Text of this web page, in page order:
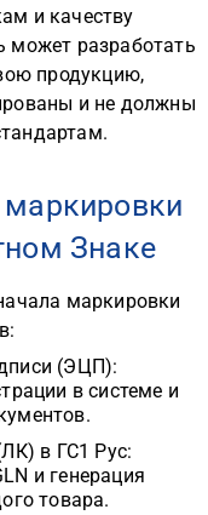
и качеству
может разработать
продукцию,
и не должны
маркировки
Знаке
маркировки
(ЭЦП):
в системе и
в ГС1 Рус:
и генерация
товара.